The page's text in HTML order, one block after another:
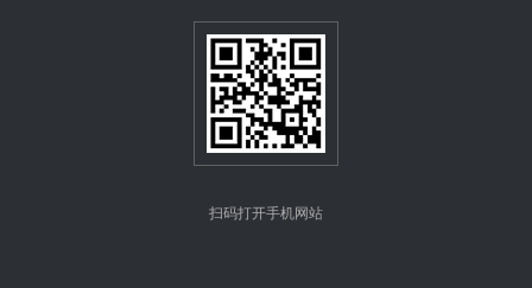
扫码打开手机网站